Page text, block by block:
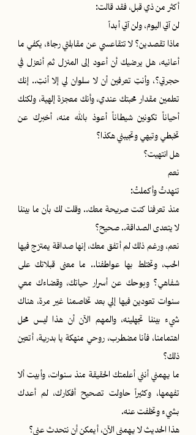
أكثر من ذي قبل، فقد قالت:
لن آتي اليوم، ولن آتي أبداً
ماذا تقصدين؟ لا تتقاعسي عن مقابلتي رجاءً، يكفي ما
أعانيه، هل يرضيك أن أعود إلى المنزل ثم أنعزل في
حجرتي؟، وأنتِ تعرفين أن لا سلوان لي إلا أنتِ.. إنك
تعلمين مقدار محبتك عندي، وأنك معجزة إلهية، ولكنك
أحياناً تكونين شيطاناً أعوذ بالله منه، أخبرك عن
تخبطي وتيهي وتجيبني هكذا؟
هل انتهيت؟
نعم
تنهدتْ وأكملتْ:
منذ تعرفنا كنت صريحة معك.. وقلت لك بأن ما بيننا
لا يتعدى الصداقة.. صحيح؟
نعم، ورغم ذلك لم أتفق معك، إنها صداقة يمتزج فيها
الحب، وتختلط بها عواطفنا.. ما معنى قبلاتك على
شفاهي؟ وبوحك عن أسرار حياتك، وقضاءك معي
سنوات تعودين فيها إلي بعد تخاصمنا غير مرة، هناك
شيء بيننا تجهلينه، والمهم الآن أن هذا ليس محل
اهتمامنا، فأنا مضطرب، روحي منهكة يا بدرية، أتعين
ذلك؟
ما يهمني أنني أعلمتك الحقيقة منذ سنوات، وأبيت ألا
تفهمها، وكثيراً حاولت تصحيح أفكارك، لم أعدك
بشيء وتخلفت عنه.
هذا الحديث لا يهمني الآن، أيمكن أن نتحدث عني؟